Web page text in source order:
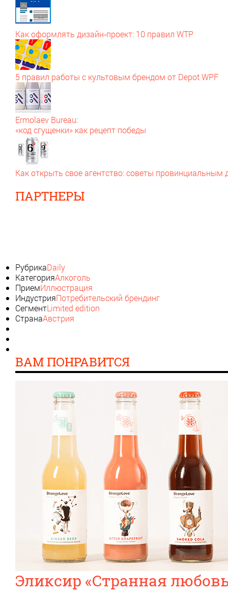
Как оформлять дизайн‑проект: 10 правил WTP
5 правил работы с культовым брендом от Depot WPF
Ermolaev Bureau:
«код сгущенки» как рецепт победы
Как открыть свое агентство: советы провинциальным
ПАРТНЕРЫ
РубрикаDaily
КатегорияАлкоголь
ПриемИллюстрация
ИндустрияПотребительский брендинг
СегментLimited edition
СтранаАвстрия
ВАМ ПОНРАВИТСЯ
Эликсир «Странная